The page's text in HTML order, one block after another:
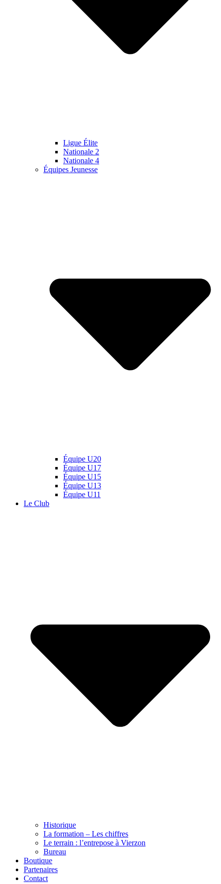
Ligue Élite
Nationale 2
Nationale 4
Équipes Jeunesse
Équipe U20
Équipe U17
Équipe U15
Équipe U13
Équipe U11
Le Club
Historique
La formation – Les chiffres
Le terrain : l’entrepose à Vierzon
Bureau
Boutique
Partenaires
Contact